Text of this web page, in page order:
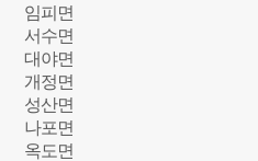
임피면
서수면
대야면
개정면
성산면
나포면
옥도면